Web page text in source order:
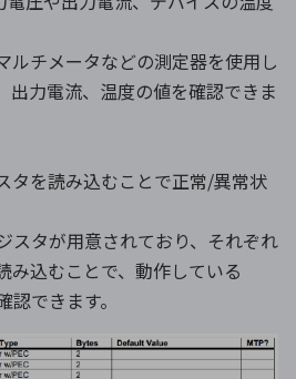
ルチメータなどの測定器を使用し
出力電流、温度の値を確認できま
タを読み込むことで正常/異常状
スタが用意されており、それぞれ
み込むことで、動作している
できます。